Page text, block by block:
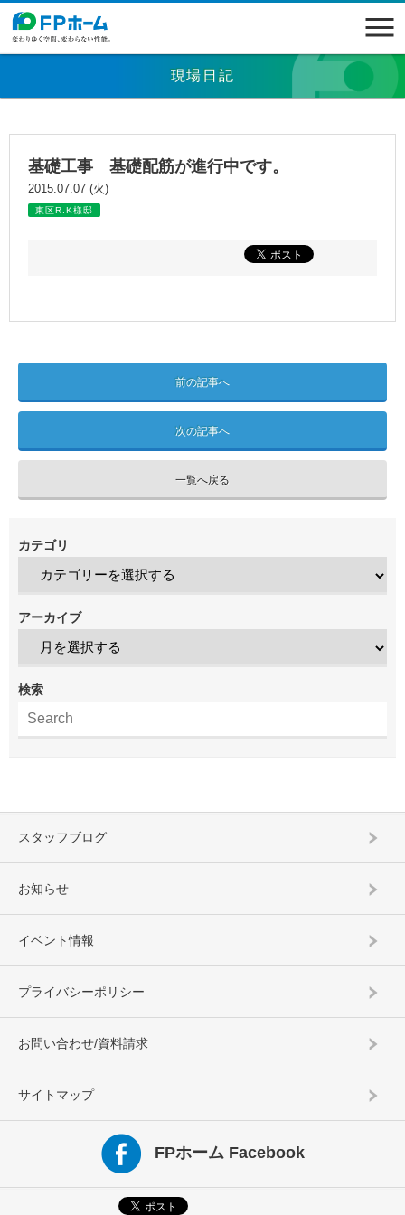
現場日記
基礎工事 基礎配筋が進行中です。
2015.07.07 (火)
東区R.K様邸
前の記事へ
次の記事へ
一覧へ戻る
カテゴリ
アーカイブ
検索
スタッフブログ
お知らせ
イベント情報
プライバシーポリシー
お問い合わせ/資料請求
サイトマップ
FPホーム Facebook